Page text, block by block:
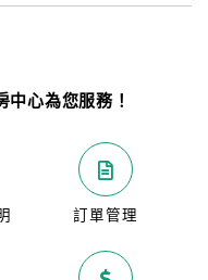
心為您服務！
訂單管理